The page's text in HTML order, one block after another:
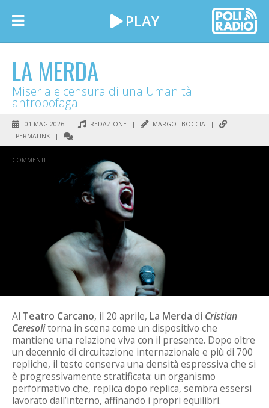
LA MERDA
Miseria e censura di una Umanità
antropofaga
01 MAG 2026 | REDAZIONE | MARGOT BOCCIA
|
PERMALINK
|
COMMENTI
Al Teatro Carcano, il 20 aprile, La Merda di Cristian
Ceresolitorna in scena come un dispositivo che
mantiene una relazione viva con il presente. Dopo oltre
un decennio di circuitazione internazionale e più di 700
repliche, il testo conserva una densità espressiva che si
è progressivamente stratificata: un organismo
performativo che, replica dopo replica, sembra essersi
lavorato dall’interno, affinando i propri equilibri.